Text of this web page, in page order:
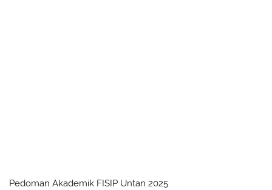
Pedoman Akademik FISIP Untan 2025